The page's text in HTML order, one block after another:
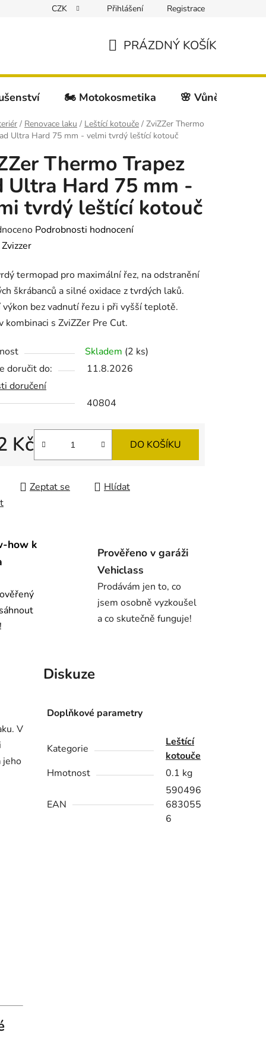
CZK Přihlášení Registrace
PRÁZDNÝ KOŠÍK
🏍️ Motokosmetika 🌸 Vůně do auta
/ Renovace laku / Leštící kotouče / ZviZZer Thermo
Ultra Hard 75 mm - velmi tvrdý leštící kotouč
Thermo Trapez
Ultra Hard 75 mm -
tvrdý leštící kotouč
Podrobnosti hodnocení
Zvizzer
termopad pro maximální řez, na odstranění
škrábanců a silné oxidace z tvrdých laků.
bez vadnutí řezu i při vyšší teplotě.
kombinaci s ZviZZer Pre Cut.
Skladem (2 ks)
doručit do:
11.8.2026
doručení
40804
Kč DO KOŠÍKU
Zeptat se
Hlídat
how k
Prověřeno v garáži
Vehiclass
Prodávám jen to, co
jsem osobně vyzkoušel
a co skutečně funguje!
Diskuze
V
jeho
Doplňkové parametry
Kategorie
Leštící
kotouče
Hmotnost
0.1 kg
EAN
590496
683055
6